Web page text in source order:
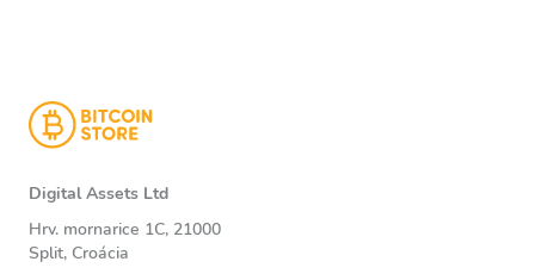
Digital Assets Ltd
Hrv. mornarice 1C, 21000
Split, Croácia